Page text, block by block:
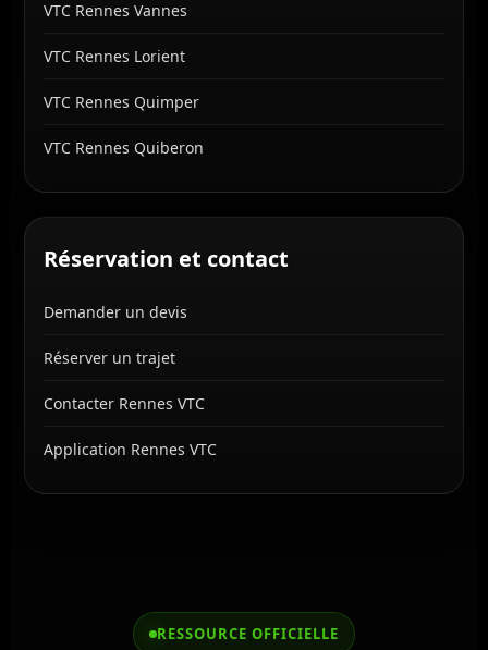
VTC Rennes Vannes
VTC Rennes Lorient
VTC Rennes Quimper
VTC Rennes Quiberon
Réservation et contact
Demander un devis
Réserver un trajet
Contacter Rennes VTC
Application Rennes VTC
RESSOURCE OFFICIELLE